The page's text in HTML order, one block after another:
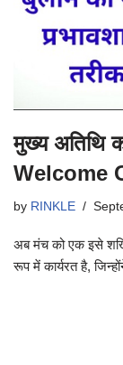
मुख्य अतिथि
Welcome
by RINKLE
अब मंच को एक इसे
रूप में कार्यरत है,